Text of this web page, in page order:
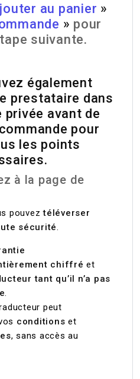
au panier »
» pour
suivante.
également
prestataire dans
privée avant de
pour
les points
la page de
pouveztéléverser
sécurité.
chiffré et
tant qu’il n’a pas
.
peut
conditions et
, sans accès au